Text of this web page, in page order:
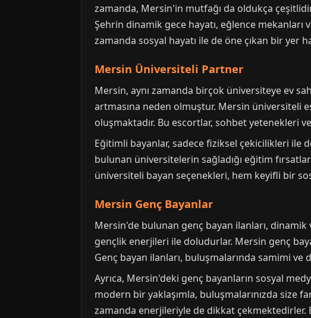
zamanda, Mersin'in mutfağı da oldukça
Şehrin dinamik gece hayatı, eğlence
zamanda sosyal hayatı ile de öne çıkan bir yer
Mersin Üniversiteli Partner
Mersin, aynı zamanda birçok üniversiteye ev
artmasına neden olmuştur. Mersin üniversiteli
oluşmaktadır. Bu escortlar, sohbet yetenekleri
Eğitimli bayanlar, sadece fiziksel çekicilikleri ile
bulunan üniversitelerin sağladığı eğitim
üniversiteli bayan seçenekleri, hem keyifli bir
Mersin Genç Bayanlar
Mersin'de bulunan genç bayan ilanları, dinamik
gençlik enerjileri ile doludurlar. Mersin genç
Genç bayan ilanları, buluşmalarında samimi
Ayrıca, Mersin'deki genç bayanların sosyal
modern bir yaklaşımla, buluşmalarınızda size
zamanda enerjileriyle de dikkat